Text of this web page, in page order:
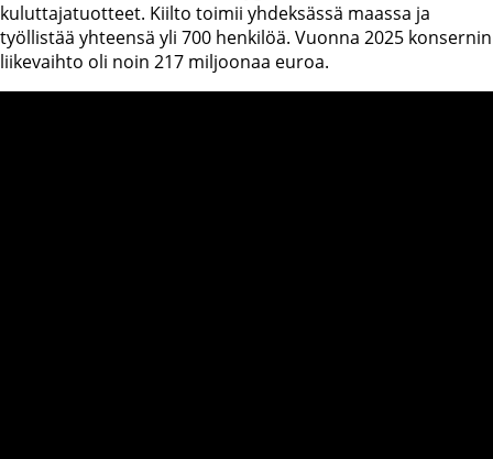
kuluttajatuotteet. Kiilto toimii yhdeksässä maassa ja
työllistää yhteensä yli 700 henkilöä. Vuonna 2025 konsernin
liikevaihto oli noin 217 miljoonaa euroa.